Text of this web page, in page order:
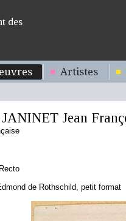
des
Artistes
JANINET Jean
de Rothschild, petit format